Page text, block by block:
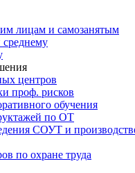
лицам и самозанятым
центров
проф. рисков
обучения
по ОТ
СОУТ и
по охране труда